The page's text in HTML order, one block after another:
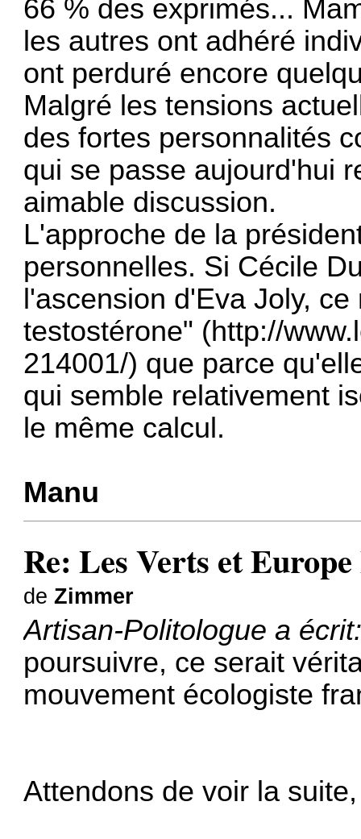
66 % des exprimés...
les autres ont adhéré
ont perduré encore
Malgré les tensions
des fortes personnalités
qui se passe aujourd'hui
aimable discussion.
L'approche de la
personnelles. Si Cécile
l'ascension d'Eva Joly,
testostérone" (http://
214001/) que parce
qui semble relativement
le même calcul.
Manu
Re: Les Verts et
deZimmer
Artisan-Politologue a
poursuivre, ce serait
mouvement écologiste
Attendons de voir la